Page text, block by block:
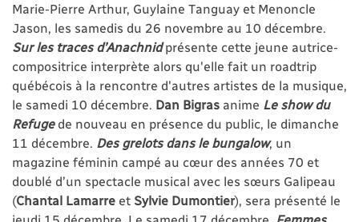
Marie-Pierre Arthur, Guylaine Tanguay et Menoncle
Jason, les samedis du 26 novembre au 10 décembre.
Sur les traces d’Anachnidprésente cette jeune autrice-
compositrice interprète alors qu'elle fait un roadtrip
québécois à la rencontre d'autres artistes de la musique,
le samedi 10 décembre. Dan Bigras anime Le show du
Refuge de nouveau en présence du public, le dimanche
11 décembre. Des grelots dans le bungalow, un
magazine féminin campé au cœur des années 70 et
doublé d’un spectacle musical avec les sœurs Galipeau
(Chantal Lamarre et Sylvie Dumontier), sera présenté le